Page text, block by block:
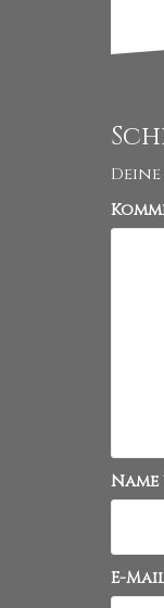
Name
E-